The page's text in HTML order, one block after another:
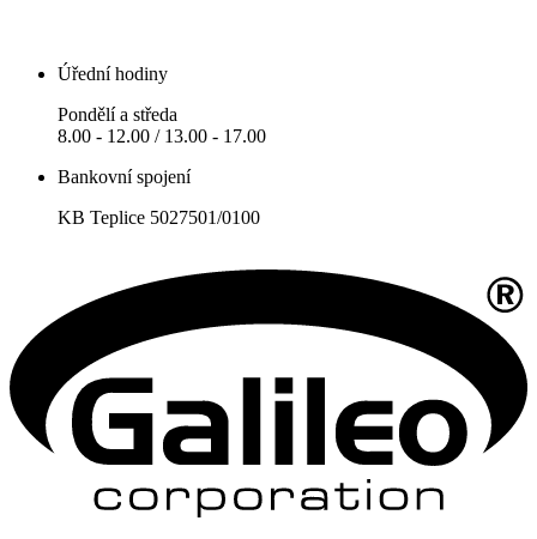
Úřední hodiny
Pondělí a středa
8.00 - 12.00 / 13.00 - 17.00
Bankovní spojení
KB Teplice 5027501/0100